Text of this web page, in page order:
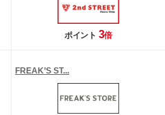
ポイント 3倍
FREAK’S ST...